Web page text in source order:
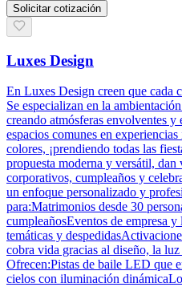
Solicitar cotización
Luxes Design
En Luxes Design creen que cada
Se especializan en la
creando atmósferas envolventes y
espacios comunes en
colores, ¡prendiendo todas las
propuesta moderna y versátil,
corporativos, cumpleaños y
un enfoque personalizado y
para:Matrimonios desde 30
cumpleañosEventos de empresa
temáticas y
cobra vida gracias al diseño, la
Ofrecen:Pistas de baile LED que
cielos con iluminación